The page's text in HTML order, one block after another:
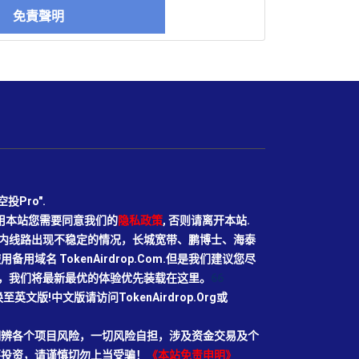
聲明
投Pro".
站您需要同意我们的隐私政策, 否则请离开本站.
线路出现不稳定的情况，长城宽带、鹏博士、海泰
备用域名 TokenAirdrop.Com.但是我们建议您尽
们将最新最优的体验优先装载在这里。
英文版!中文版请访问TokenAirdrop.Org或
各个项目风险，一切风险自担，涉及资金交易及个
资，请谨慎切勿上当受骗！
《本站免责申明》